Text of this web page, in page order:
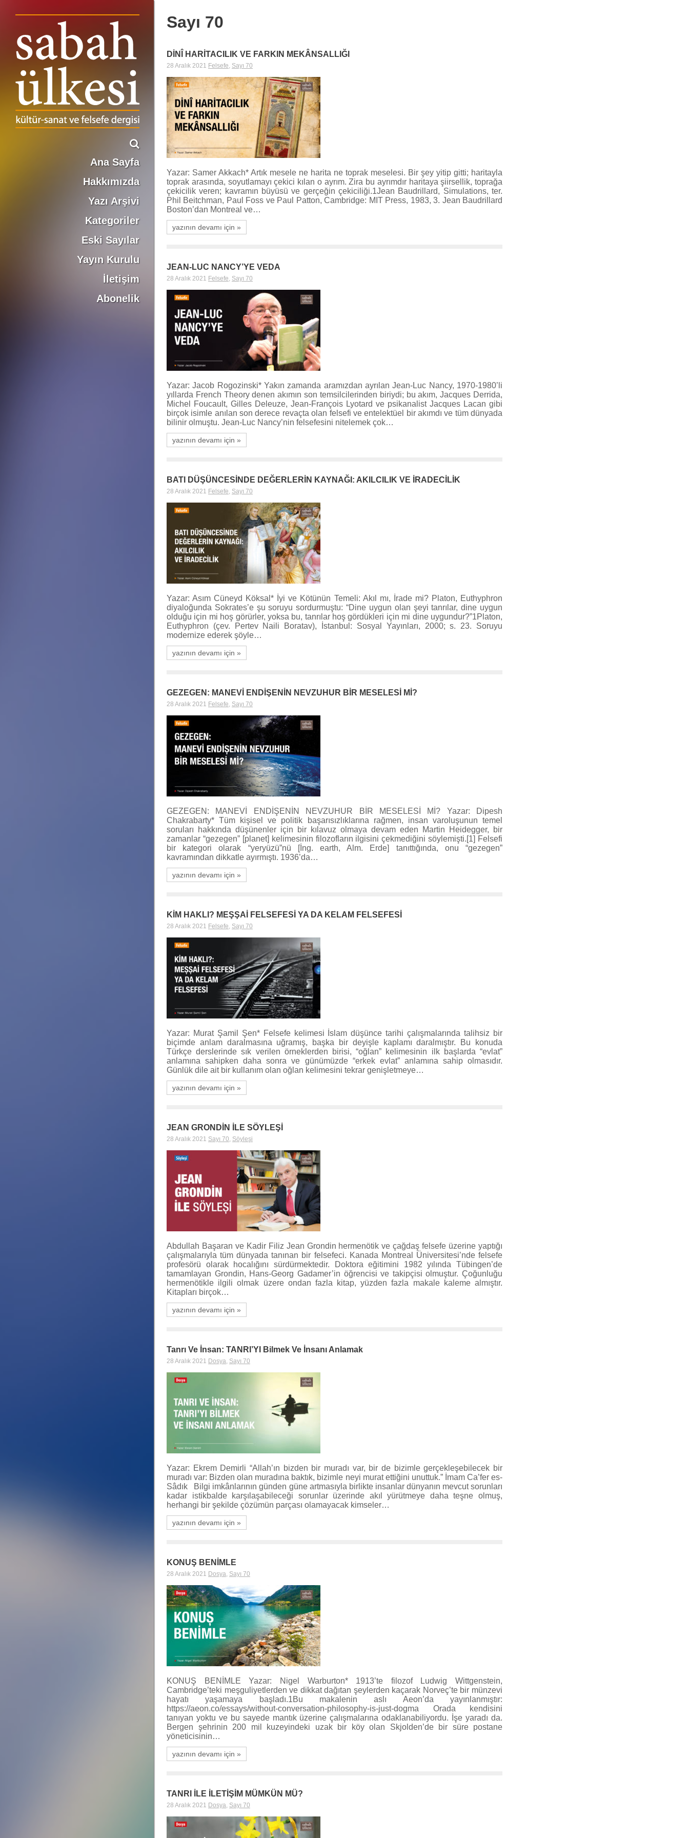
Ana Sayfa
Hakkımızda
Yazı Arşivi
Kategoriler
Eski Sayılar
Yayın Kurulu
İletişim
Abonelik
Sayı 70
DİNÎ HARİTACILIK VE FARKIN MEKÂNSALLIĞI
28 Aralık 2021 Felsefe, Sayı 70
Yazar: Samer Akkach* Artık mesele ne harita ne toprak meselesi. Bir şey yitip gitti; haritayla
toprak arasında, soyutlamayı çekici kılan o ayrım. Zira bu ayrımdır haritaya şiirsellik, toprağa
çekicilik veren; kavramın büyüsü ve gerçeğin çekiciliği.1Jean Baudrillard, Simulations, ter.
Phil Beitchman, Paul Foss ve Paul Patton, Cambridge: MIT Press, 1983, 3. Jean Baudrillard
Boston’dan Montreal ve…
yazının devamı için »
JEAN-LUC NANCY’YE VEDA
28 Aralık 2021 Felsefe, Sayı 70
Yazar: Jacob Rogozinski* Yakın zamanda aramızdan ayrılan Jean-Luc Nancy, 1970-1980’li
yıllarda French Theory denen akımın son temsilcilerinden biriydi; bu akım, Jacques Derrida,
Michel Foucault, Gilles Deleuze, Jean-François Lyotard ve psikanalist Jacques Lacan gibi
birçok isimle anılan son derece revaçta olan felsefi ve entelektüel bir akımdı ve tüm dünyada
bilinir olmuştu. Jean-Luc Nancy’nin felsefesini nitelemek çok…
yazının devamı için »
BATI DÜŞÜNCESİNDE DEĞERLERİN KAYNAĞI: AKILCILIK VE İRADECİLİK
28 Aralık 2021 Felsefe, Sayı 70
Yazar: Asım Cüneyd Köksal* İyi ve Kötünün Temeli: Akıl mı, İrade mi? Platon, Euthyphron
diyaloğunda Sokrates’e şu soruyu sordurmuştu: “Dine uygun olan şeyi tanrılar, dine uygun
olduğu için mi hoş görürler, yoksa bu, tanrılar hoş gördükleri için mi dine uygundur?”1Platon,
Euthyphron (çev. Pertev Naili Boratav), İstanbul: Sosyal Yayınları, 2000; s. 23. Soruyu
modernize ederek şöyle…
yazının devamı için »
GEZEGEN: MANEVİ ENDİŞENİN NEVZUHUR BİR MESELESİ Mİ?
28 Aralık 2021 Felsefe, Sayı 70
GEZEGEN: MANEVİ ENDİŞENİN NEVZUHUR BİR MESELESİ Mİ? Yazar: Dipesh
Chakrabarty* Tüm kişisel ve politik başarısızlıklarına rağmen, insan varoluşunun temel
soruları hakkında düşünenler için bir kılavuz olmaya devam eden Martin Heidegger, bir
zamanlar “gezegen” [planet] kelimesinin filozofların ilgisini çekmediğini söylemişti.[1] Felsefi
bir kategori olarak “yeryüzü”nü [İng. earth, Alm. Erde] tanıttığında, onu “gezegen”
kavramından dikkatle ayırmıştı. 1936’da…
yazının devamı için »
KİM HAKLI? MEŞŞAİ FELSEFESİ YA DA KELAM FELSEFESİ
28 Aralık 2021 Felsefe, Sayı 70
Yazar: Murat Şamil Şen* Felsefe kelimesi İslam düşünce tarihi çalışmalarında talihsiz bir
biçimde anlam daralmasına uğramış, başka bir deyişle kaplamı daralmıştır. Bu konuda
Türkçe derslerinde sık verilen örneklerden birisi, “oğlan” kelimesinin ilk başlarda “evlat”
anlamına sahipken daha sonra ve günümüzde “erkek evlat” anlamına sahip olmasıdır.
Günlük dile ait bir kullanım olan oğlan kelimesini tekrar genişletmeye…
yazının devamı için »
JEAN GRONDİN İLE SÖYLEŞİ
28 Aralık 2021 Sayı 70, Söyleşi
Abdullah Başaran ve Kadir Filiz Jean Grondin hermenötik ve çağdaş felsefe üzerine yaptığı
çalışmalarıyla tüm dünyada tanınan bir felsefeci. Kanada Montreal Üniversitesi’nde felsefe
profesörü olarak hocalığını sürdürmektedir. Doktora eğitimini 1982 yılında Tübingen’de
tamamlayan Grondin, Hans-Georg Gadamer’in öğrencisi ve takipçisi olmuştur. Çoğunluğu
hermenötikle ilgili olmak üzere ondan fazla kitap, yüzden fazla makale kaleme almıştır.
Kitapları birçok…
yazının devamı için »
Tanrı Ve İnsan: TANRI’YI Bilmek Ve İnsanı Anlamak
28 Aralık 2021 Dosya, Sayı 70
Yazar: Ekrem Demirli “Allah’ın bizden bir muradı var, bir de bizimle gerçekleşebilecek bir
muradı var: Bizden olan muradına baktık, bizimle neyi murat ettiğini unuttuk.” İmam Ca’fer es-
Sâdık Bilgi imkânlarının günden güne artmasıyla birlikte insanlar dünyanın mevcut sorunları
kadar istikbalde karşılaşabileceği sorunlar üzerinde akıl yürütmeye daha teşne olmuş,
herhangi bir şekilde çözümün parçası olamayacak kimseler…
yazının devamı için »
KONUŞ BENİMLE
28 Aralık 2021 Dosya, Sayı 70
KONUŞ BENİMLE Yazar: Nigel Warburton* 1913’te filozof Ludwig Wittgenstein,
Cambridge’teki meşguliyetlerden ve dikkat dağıtan şeylerden kaçarak Norveç’te bir münzevi
hayatı yaşamaya başladı.1Bu makalenin aslı Aeon’da yayınlanmıştır:
https://aeon.co/essays/without-conversation-philosophy-is-just-dogma Orada kendisini
tanıyan yoktu ve bu sayede mantık üzerine çalışmalarına odaklanabiliyordu. İşe yaradı da.
Bergen şehrinin 200 mil kuzeyindeki uzak bir köy olan Skjolden’de bir süre postane
yöneticisinin…
yazının devamı için »
TANRI İLE İLETİŞİM MÜMKÜN MÜ?
28 Aralık 2021 Dosya, Sayı 70